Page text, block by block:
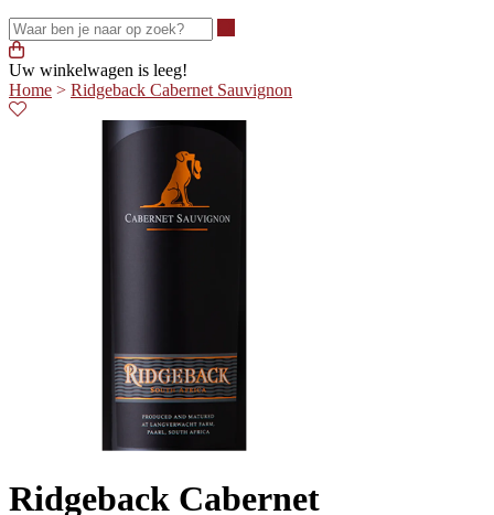
Uw winkelwagen is leeg!
Home > Ridgeback Cabernet Sauvignon
Ridgeback Cabernet